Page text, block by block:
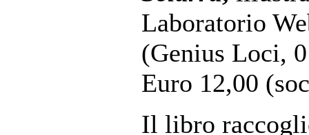
Laboratorio
(Genius Loci,
Euro 12,00
Il libro